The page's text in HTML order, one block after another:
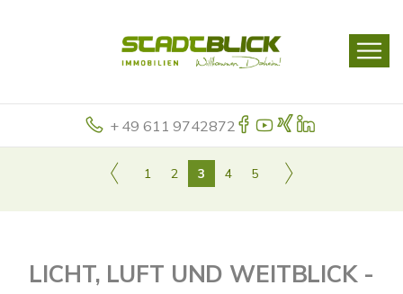
+ 49 611 9742872
1 2 3 4 5
LICHT, LUFT UND WEITBLICK -